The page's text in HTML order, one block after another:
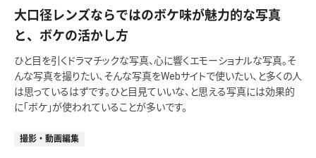
大口径レンズならではのボケ味が魅力的な写真
と、ボケの活かし方
ひと目を引くドラマチックな写真、心に響くエモーショナルな写真。そ
んな写真を撮りたい、そんな写真をWebサイトで使いたい、と多くの人
は思っているはずです。ひと目見ていいな、と思える写真には効果的
に「ボケ」が使われていることが多いです。
撮影・動画編集